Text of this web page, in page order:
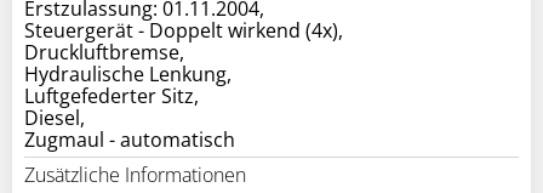
Erstzulassung: 01.11.2004,
Steuergerät - Doppelt wirkend (4x),
Druckluftbremse,
Hydraulische Lenkung,
Luftgefederter Sitz,
Diesel,
Zugmaul - automatisch
Zusätzliche Informationen